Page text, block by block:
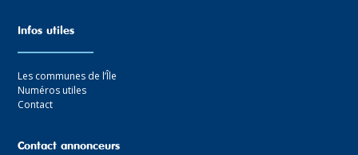
Infos utiles
Les communes de l’Île
Numéros utiles
Contact
Contact annonceurs